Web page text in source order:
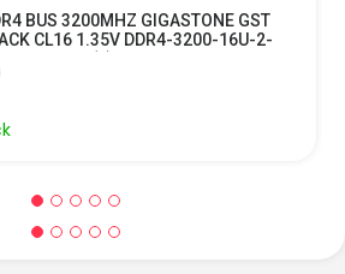
BUS 3200MHZ GIGASTONE GST
CL16 1.35V DDR4-3200-16U-2-
BLACK(1)